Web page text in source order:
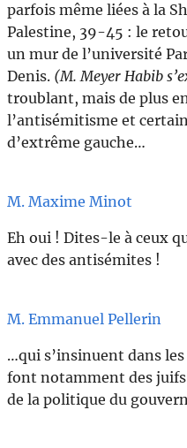
parfois même liées à la
Palestine, 39-45 : le
un mur de l’université
Denis. (M. Meyer Habib
troublant, mais de plus
l’antisémitisme et
d’extrême gauche…
M. Maxime Minot
Eh oui ! Dites-le à ceux
avec des antisémites !
M. Emmanuel Pellerin
…qui s’insinuent dans
font notamment des juifs
de la politique du